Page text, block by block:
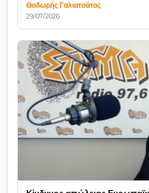
Θοδωρής Γαλιατσάτος
29/07/2026